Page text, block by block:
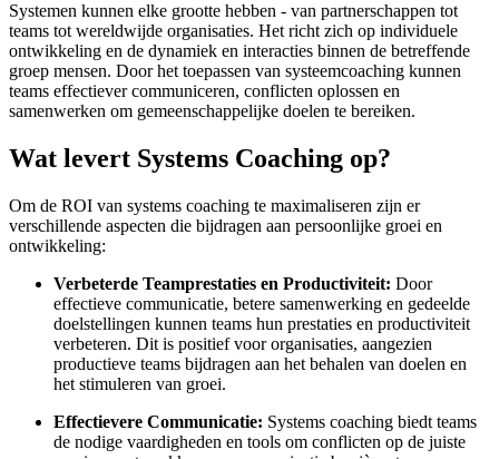
Systemen kunnen elke grootte hebben - van partnerschappen tot
teams tot wereldwijde organisaties. Het richt zich op individuele
ontwikkeling en de dynamiek en interacties binnen de betreffende
groep mensen. Door het toepassen van systeemcoaching kunnen
teams effectiever communiceren, conflicten oplossen en
samenwerken om gemeenschappelijke doelen te bereiken.
Wat levert Systems Coaching op?
Om de ROI van systems coaching te maximaliseren zijn er
verschillende aspecten die bijdragen aan persoonlijke groei en
ontwikkeling:
Verbeterde Teamprestaties en Productiviteit: Door
effectieve communicatie, betere samenwerking en gedeelde
doelstellingen kunnen teams hun prestaties en productiviteit
verbeteren. Dit is positief voor organisaties, aangezien
productieve teams bijdragen aan het behalen van doelen en
het stimuleren van groei.
Effectievere Communicatie: Systems coaching biedt teams
de nodige vaardigheden en tools om conflicten op de juiste